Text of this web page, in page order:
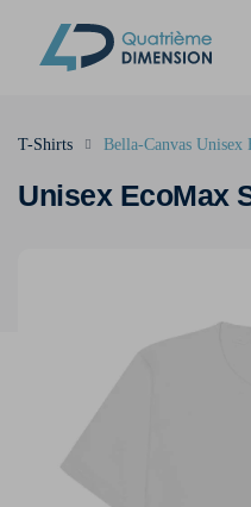
Unisex EcoMax
T-Shirts Bella-Canvas Unisex